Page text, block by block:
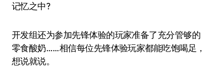
记忆之中?
开发组还为参加先锋体验的玩家准备了充分管够的
零食酸奶……相信每位先锋体验玩家都能吃饱喝足，
想说就说。